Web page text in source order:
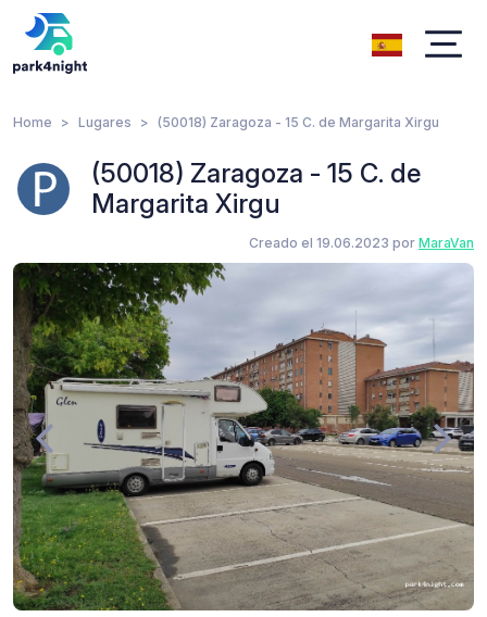
Home Lugares (50018) Zaragoza - 15 C. de Margarita Xirgu
(50018) Zaragoza - 15 C. de
Margarita Xirgu
Creado el 19.06.2023 por MaraVan